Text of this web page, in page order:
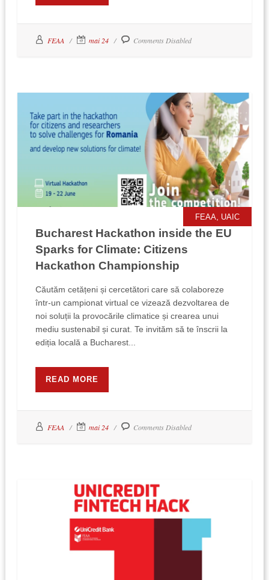
FEAA mai 24 Comments Disabled
FEAA, UAIC
Bucharest Hackathon inside the EU
Sparks for Climate: Citizens
Hackathon Championship
Căutăm cetățeni și cercetători care să colaboreze
într-un campionat virtual ce vizează dezvoltarea de
noi soluții la provocările climatice și crearea unui
mediu sustenabil și curat. Te invităm să te înscrii la
ediția locală a Bucharest...
READ MORE
FEAA mai 24 Comments Disabled